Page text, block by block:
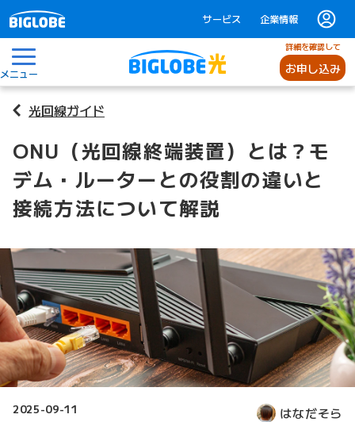
サービス 企業情報
メニュー
詳細を確認して
お申し込み
光回線ガイド
ONU（光回線終端装置）とは？モ
デム・ルーターとの役割の違いと
接続方法について解説
2025-09-11 はなだそら